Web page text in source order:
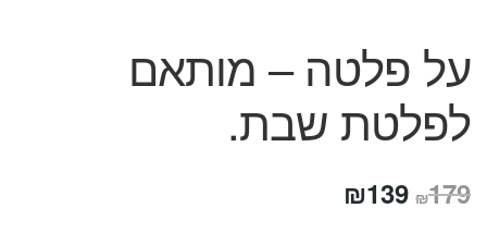
על פלטה – מותאם
לפלטת שבת.
₪179 המחיר
₪139